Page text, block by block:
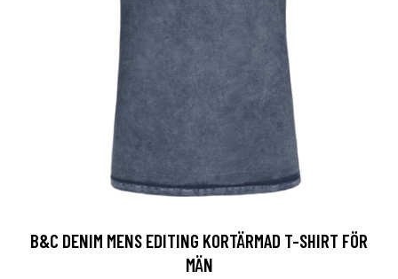
B&C DENIM MENS EDITING KORTÄRMAD T-SHIRT FÖR
MÄN